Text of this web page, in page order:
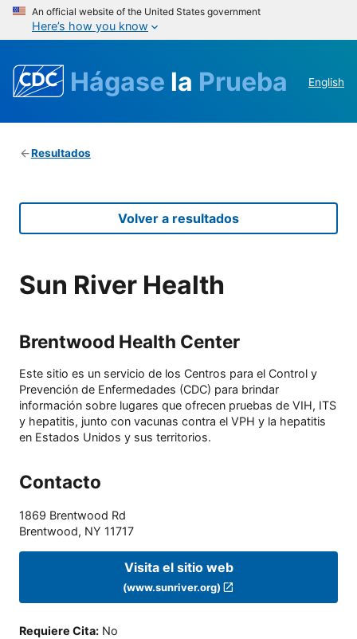
An official website of the United States government
Here’s how you know
Hágase la Prueba English
Resultados
Volver a resultados
Sun River Health
Brentwood Health Center
Este sitio es un servicio de los Centros para el Control y
Prevención de Enfermedades (CDC) para brindar
información sobre lugares que ofrecen pruebas de VIH, ITS
y hepatitis, junto con vacunas contra el VPH y la hepatitis
en Estados Unidos y sus territorios.
Contacto
1869 Brentwood Rd
Brentwood, NY 11717
Visita el sitio web
(www.sunriver.org)
Requiere Cita: No